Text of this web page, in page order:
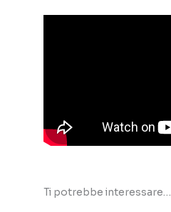
Ti potrebbe interessare…